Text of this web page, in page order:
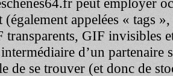
(également appelées « tags
transparents, GIF invisibles
d’un partenaire
de se trouver (et donc de